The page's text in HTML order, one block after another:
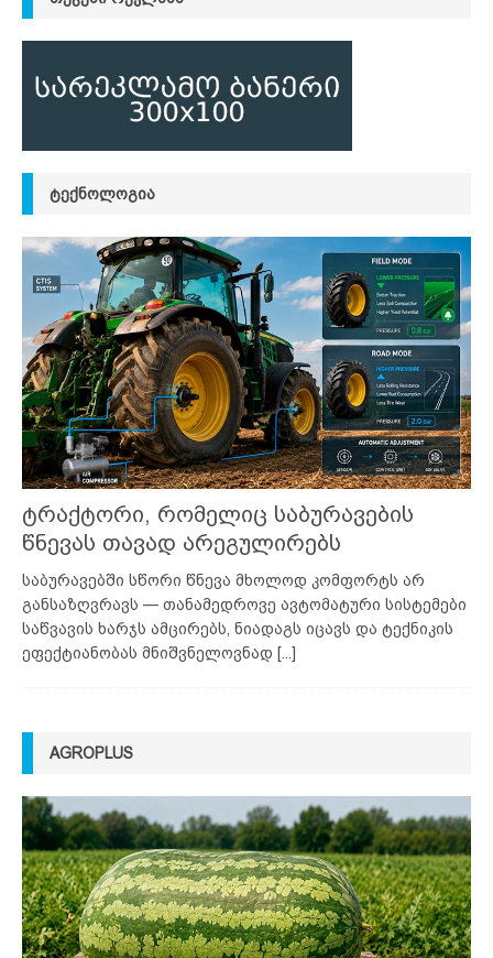
ᲢᲔᲥᲜᲝᲚᲝᲒᲘᲐ
ტრაქტორი, რომელიც საბურავების
წნევას თავად არეგულირებს
საბურავებში სწორი წნევა მხოლოდ კომფორტს არ
განსაზღვრავს — თანამედროვე ავტომატური სისტემები
საწვავის ხარჯს ამცირებს, ნიადაგს იცავს და ტექნიკის
ეფექტიანობას მნიშვნელოვნად [...]
AGROPLUS